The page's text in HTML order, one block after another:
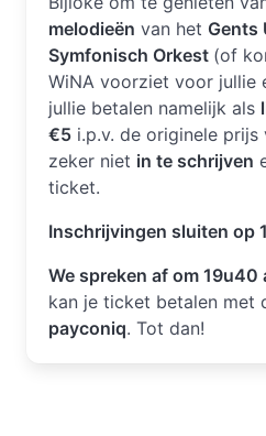
melodieën van het Gents
Symfonisch Orkest (of
WiNA voorziet voor jullie
jullie betalen namelijk als
€5 i.p.v. de originele prijs
zeker niet in te schrijven
ticket.
Inschrijvingen sluiten op
We spreken af om 19u40
kan je ticket betalen met
payconiq. Tot dan!